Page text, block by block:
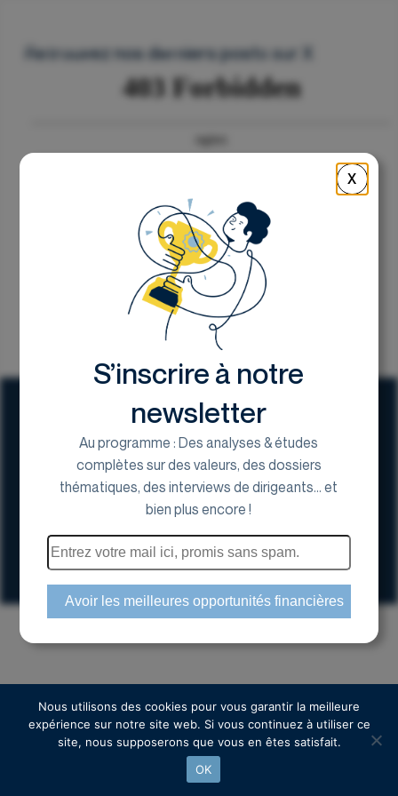
17 Avenue George V, 75008 Paris
Espace actionnaire
Copyright © 2024 Euroland Corporate
Retrouvez nos derniers posts sur X
X
S’inscrire à notre
newsletter
Au programme : Des analyses & études
complètes sur des valeurs, des dossiers
thématiques, des interviews de dirigeants... et
bien plus encore !
Nous utilisons des cookies pour vous garantir la meilleure
expérience sur notre site web. Si vous continuez à utiliser ce
site, nous supposerons que vous en êtes satisfait.
OK